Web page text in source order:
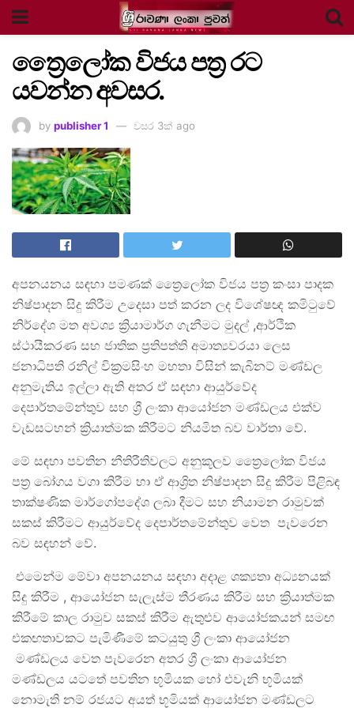
ත්‍රෛලෝක විජය පත්‍ර රට
යවන්න අවසර.
by publisher 1 වසර 3ක් ago
අපනයනය සඳහා පමණක් ත්‍රෛලෝක විජය පත්‍ර කංසා පාදක
නිෂ්පාදන සිදු කිරීම උදෙසා පත් කරන ලද විශේෂඥ කමිටුවේ
නිර්දේශ මත අවශ්‍ය ක්‍රියාමාර්ග ගැනීමට මුදල් ,ආර්ථික
ස්ථායීකරණ සහ ජාතික ප්‍රතිපත්ති අමාත්‍යවරයා ලෙස
ජනාධිපති රනිල් වික්‍රමසිංහ මහතා විසින් කැබිනට් මණ්ඩල
අනුමැතිය ඉල්ලා ඇති අතර ඒ සඳහා ආයුර්වේද
දෙපාර්තමේන්තුව සහ ශ්‍රී ලංකා ආයෝජන මණ්ඩලය එක්ව
වැඩසටහන් ක්‍රියාත්මක කිරීමට නියමිත බව වාර්තා වේ.
මේ සඳහා පවතින නීතිරීතිවලට අනුකූලව ත්‍රෛලෝක විජය
පත්‍ර බෝගය වගා කිරීම හා ඒ ආශ්‍රිත නිෂ්පාදන සිදු කිරීම පිළිබඳ
තාක්ෂණික මාර්ගෝපදේශ ලබා දීමට සහ නියාමන රාමුවක්
සකස් කිරීමට ආයුර්වේද දෙපාර්තමේන්තුව වෙත පැවරෙන
බව සඳහන් වේ.
එමෙන්ම මේවා අපනයනය සඳහා අදාළ ශක්‍යතා අධ්‍යනයක්
සිදු කිරීම , ආයෝජන සැලැස්ම තීරණය කිරීම සහ ක්‍රියාත්මක
කිරීමේ කාල රාමුව සකස් කිරීම ඇතුළුව ආයෝජකයන් සමඟ
එකඟතාවකට පැමිණීමේ කටයුතු ශ්‍රී ලංකා ආයෝජන
මණ්ඩලය වෙත පැවරෙන අතර ශ්‍රී ලංකා ආයෝජන
මණ්ඩලය යටතේ පවතින භූමියක හෝ එවැනි භූමියක්
නොමැති නම් රජයට අයත් භූමියක් ආයෝජන මණ්ඩලට